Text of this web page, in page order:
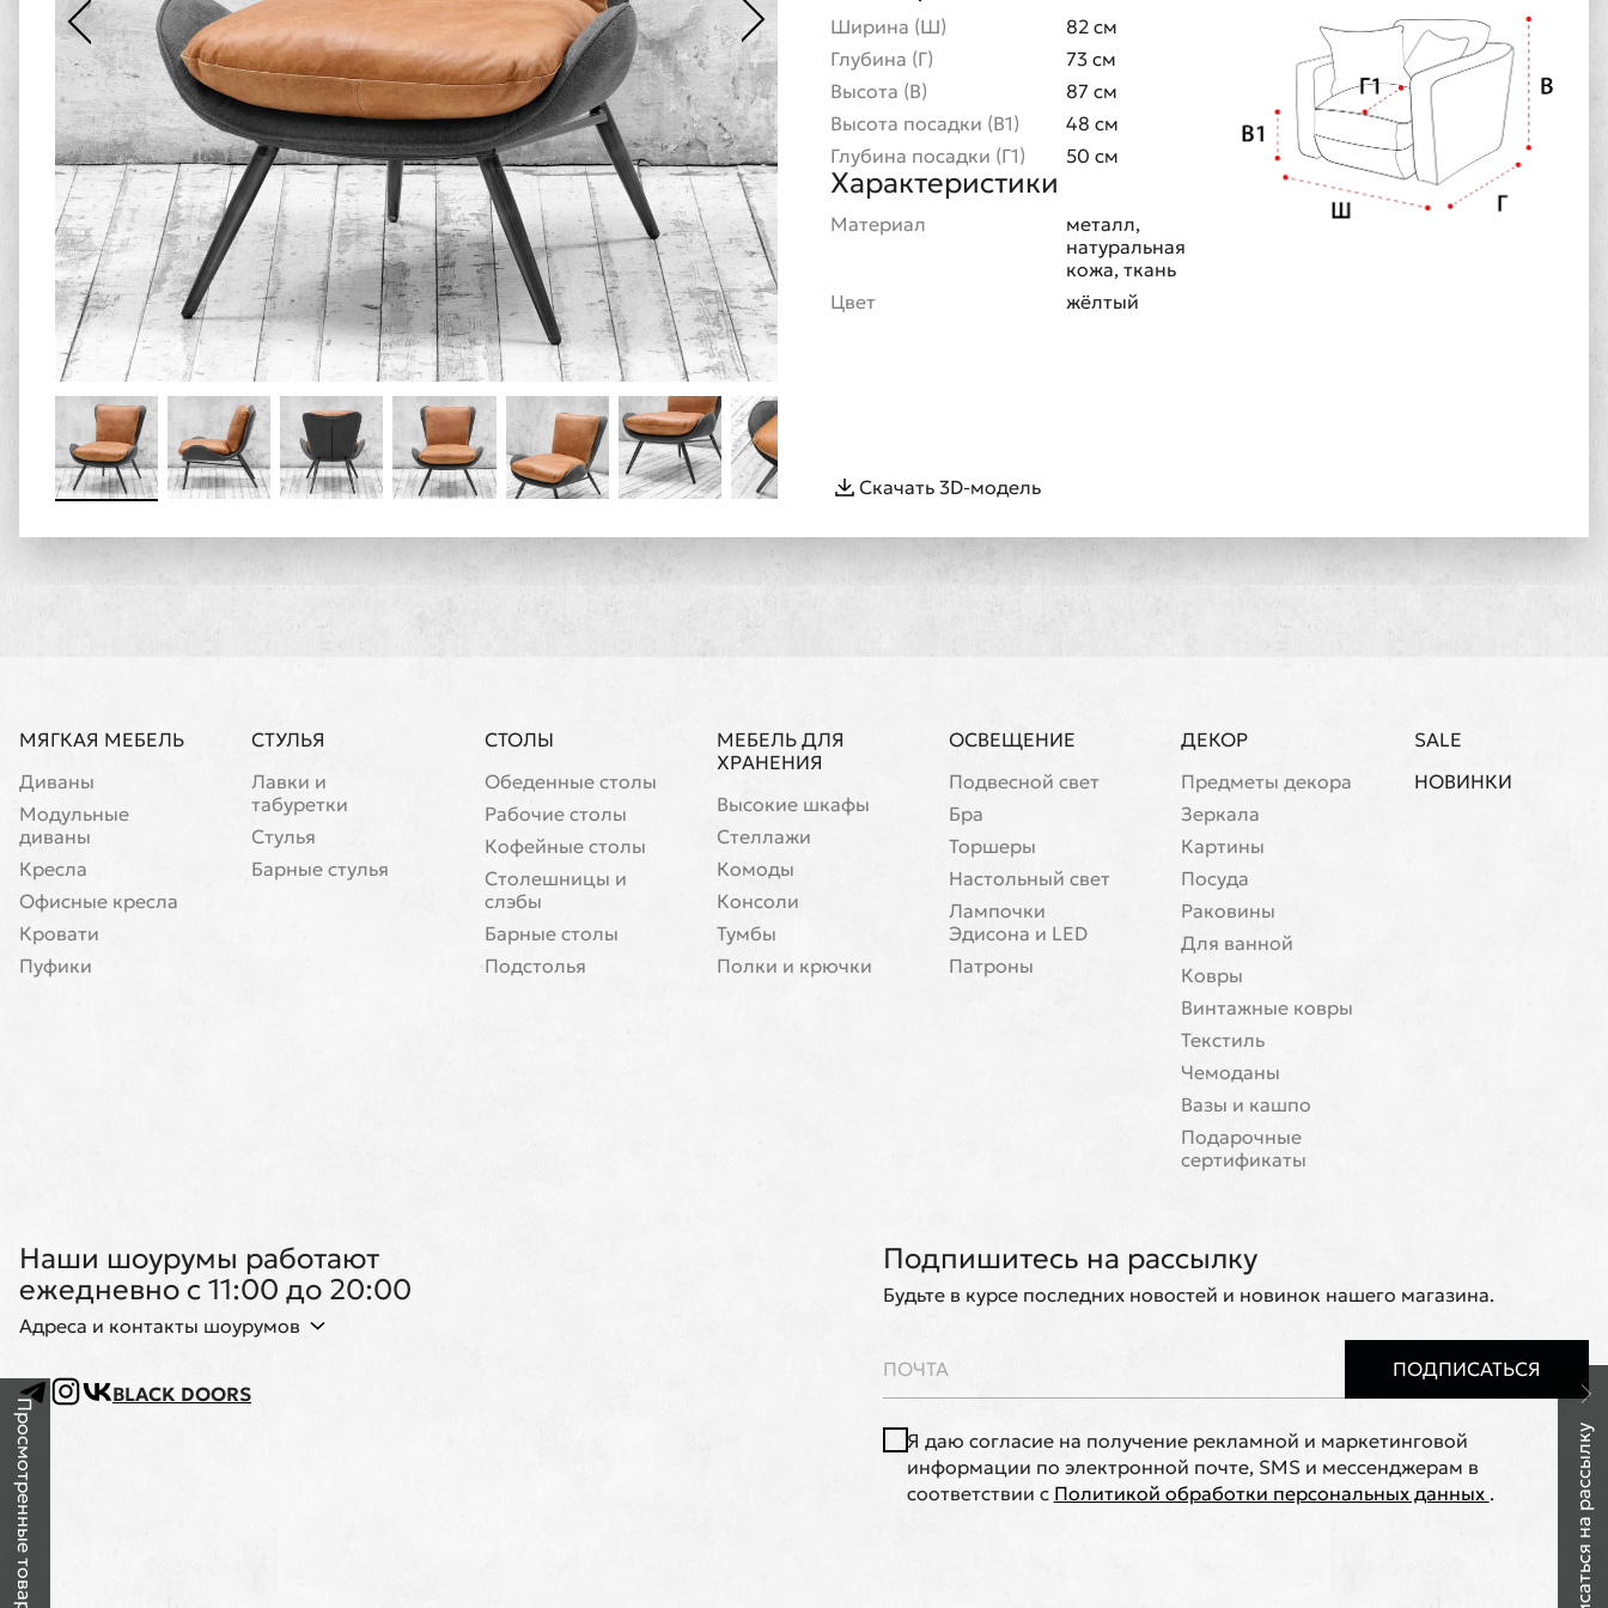
Ширина (Ш)
82 см
Глубина (Г)
73 см
Высота (В)
87 см
Высота посадки (В1)
48 см
Глубина посадки (Г1)
50 см
Характеристики
Материал
металл,
натуральная
кожа, ткань
Цвет
жёлтый
Скачать 3D-модель
МЯГКАЯ МЕБЕЛЬ
Диваны
Модульные
диваны
Кресла
Офисные кресла
Кровати
Пуфики
СТУЛЬЯ
Лавки и
табуретки
Стулья
Барные стулья
СТОЛЫ
Обеденные столы
Рабочие столы
Кофейные столы
Cтолешницы и
слэбы
Барные столы
Подстолья
МЕБЕЛЬ ДЛЯ
ХРАНЕНИЯ
Высокие шкафы
Стеллажи
Комоды
Консоли
Тумбы
Полки и крючки
ОСВЕЩЕНИЕ
Подвесной свет
Бра
Торшеры
Настольный свет
Лампочки
Эдисона и LED
Патроны
ДЕКОР
Предметы декора
Зеркала
Картины
Посуда
Раковины
Для ванной
Ковры
Винтажные ковры
Текстиль
Чемоданы
Вазы и кашпо
Подарочные
сертификаты
SALE
НОВИНКИ
Наши шоурумы работают
ежедневно с 11:00 до 20:00
Адреса и контакты шоурумов
BLACK DOORS
Подпишитесь на рассылку
Будьте в курсе последних новостей и новинок нашего магазина.
ПОДПИСАТЬСЯ
Я даю согласие на получение рекламной и маркетинговой
информации по электронной почте, SMS и мессенджерам в
соответствии с Политикой обработки персональных данных . Подписаться на рассылку
Просмотренные товары